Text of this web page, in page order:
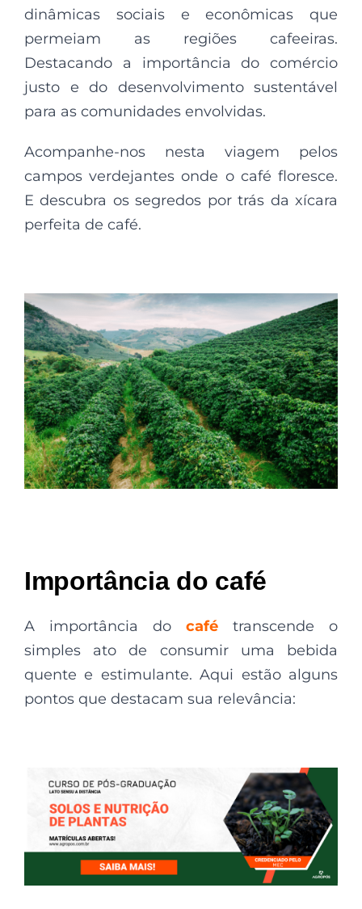
dinâmicas sociais e econômicas que
permeiam as regiões cafeeiras.
Destacando a importância do comércio
justo e do desenvolvimento sustentável
para as comunidades envolvidas.
Acompanhe-nos nesta viagem pelos
campos verdejantes onde o café floresce.
E descubra os segredos por trás da xícara
perfeita de café.
Importância do café
A importância do café
transcende o
simples ato de consumir uma bebida
quente e estimulante. Aqui estão alguns
pontos que destacam sua relevância: